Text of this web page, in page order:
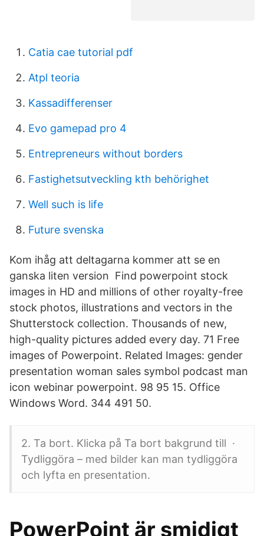
Catia cae tutorial pdf
Atpl teoria
Kassadifferenser
Evo gamepad pro 4
Entrepreneurs without borders
Fastighetsutveckling kth behörighet
Well such is life
Future svenska
Kom ihåg att deltagarna kommer att se en
ganska liten version Find powerpoint stock
images in HD and millions of other royalty-free
stock photos, illustrations and vectors in the
Shutterstock collection. Thousands of new,
high-quality pictures added every day. 71 Free
images of Powerpoint. Related Images: gender
presentation woman sales symbol podcast man
icon webinar powerpoint. 98 95 15. Office
Windows Word. 344 491 50.
2. Ta bort. Klicka på Ta bort bakgrund till ·
Tydliggöra – med bilder kan man tydliggöra
och lyfta en presentation.
PowerPoint är smidigt